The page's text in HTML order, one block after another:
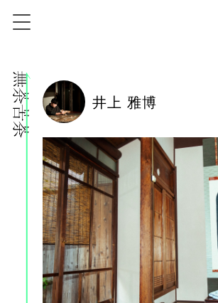
株式会社無茶苦茶
井上 雅博